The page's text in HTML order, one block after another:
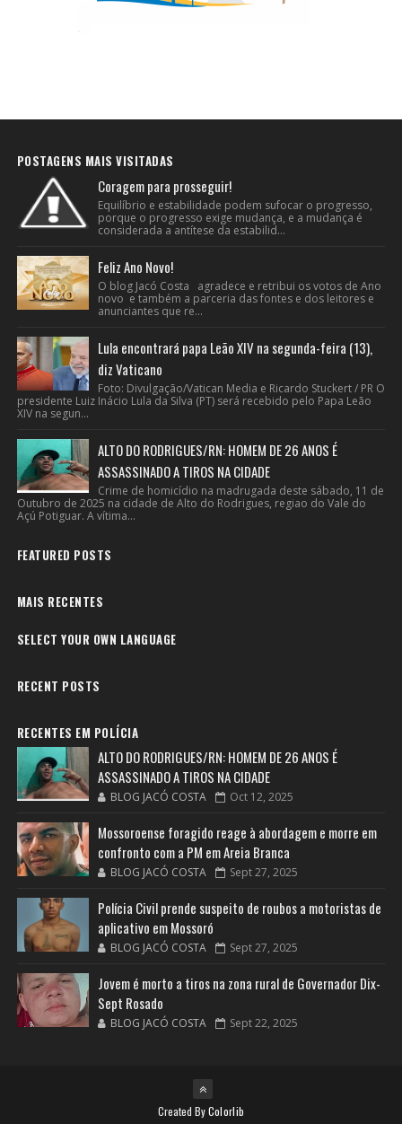
POSTAGENS MAIS VISITADAS
Coragem para prosseguir!
Equilíbrio e estabilidade podem sufocar o progresso,
porque o progresso exige mudança, e a mudança é
considerada a antítese da estabilid...
Feliz Ano Novo!
O blog Jacó Costa agradece e retribui os votos de Ano
novo e também a parceria das fontes e dos leitores e
anunciantes que re...
Lula encontrará papa Leão XIV na segunda-feira (13),
diz Vaticano
Foto: Divulgação/Vatican Media e Ricardo Stuckert / PR O
presidente Luiz Inácio Lula da Silva (PT) será recebido pelo Papa Leão
XIV na segun...
ALTO DO RODRIGUES/RN: HOMEM DE 26 ANOS É
ASSASSINADO A TIROS NA CIDADE
Crime de homicídio na madrugada deste sábado, 11 de
Outubro de 2025 na cidade de Alto do Rodrigues, regiao do Vale do
Açú Potiguar. A vítima...
FEATURED POSTS
MAIS RECENTES
SELECT YOUR OWN LANGUAGE
RECENT POSTS
RECENTES EM POLÍCIA
ALTO DO RODRIGUES/RN: HOMEM DE 26 ANOS É
ASSASSINADO A TIROS NA CIDADE
BLOG JACÓ COSTA Oct 12, 2025
Mossoroense foragido reage à abordagem e morre em
confronto com a PM em Areia Branca
BLOG JACÓ COSTA Sept 27, 2025
Polícia Civil prende suspeito de roubos a motoristas de
aplicativo em Mossoró
BLOG JACÓ COSTA Sept 27, 2025
Jovem é morto a tiros na zona rural de Governador Dix-
Sept Rosado
BLOG JACÓ COSTA Sept 22, 2025
Created ByColorlib